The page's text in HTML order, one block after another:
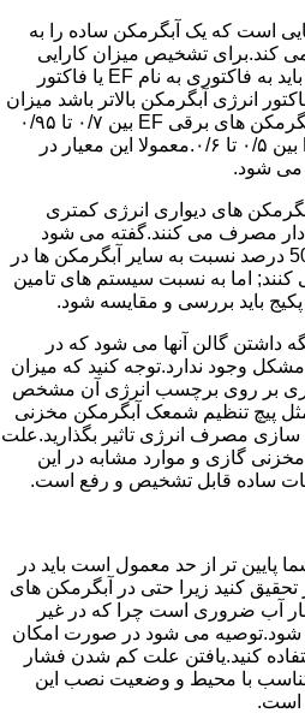
است که یک آبگرمکن ساده را به
می کند.برای تشخیص میزان کارایی
آبگرمکن هنگام خرید آبگرمکن باید به فاکتوری به نام EF یا فاکتور
انرژی آبگرمکن بالاتر باشد میزان
کارایی آبگرمکن بیشتر است.آبگرمکن های برقی EF بین ۰/۷ تا ۰/۹۵
دارند و آبگرمکن های گازی EF بین ۰/۵ تا ۰/۶.معمولا این معیار در
می شود.
های دیواری انرژی کمتری
مصرف می کنند.گفته می شود
آبگرمکن های دیواری بین 8 تا 50 درصد نسبت به سایر آبگرمکن ها در
اما به نسبت سیستم های تامین
باید بررسی و مقایسه شود.
داشتن گالن آنها می شود که در
وجود ندارد.توجه کنید که میزان
بر روی برچسب انرژی آن مشخص
پیچ تنظیم شمعک آبگرمکن مخزنی
سازی مصرف انرژی تاثیر بگذارید.علت
گازی و موارد مشابه در این
ساده قابل تشخیص و رفع است.
پایین تر از حد معمول است باید در
کنید زیرا حتی در آبگرمکن های
آب ضروری است چرا که در غیر
شود.توصیه می شود در صورت امکان
کنید.یافتن علت کم شدن فشار
با محیط و وضعیت نصب این
است.